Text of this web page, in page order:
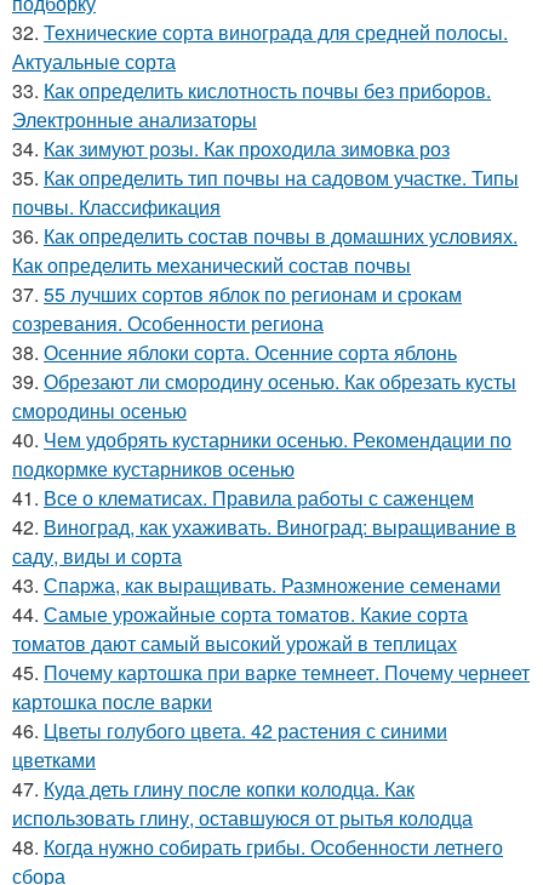
32. Технические сорта винограда для средней полосы.
Актуальные сорта
33. Как определить кислотность почвы без приборов.
Электронные анализаторы
34. Как зимуют розы. Как проходила зимовка роз
35. Как определить тип почвы на садовом участке. Типы
почвы. Классификация
36. Как определить состав почвы в домашних условиях.
Как определить механический состав почвы
37. 55 лучших сортов яблок по регионам и срокам
созревания. Особенности региона
38. Осенние яблоки сорта. Осенние сорта яблонь
39. Обрезают ли смородину осенью. Как обрезать кусты
смородины осенью
40. Чем удобрять кустарники осенью. Рекомендации по
подкормке кустарников осенью
41. Все о клематисах. Правила работы с саженцем
42. Виноград, как ухаживать. Виноград: выращивание в
саду, виды и сорта
43. Спаржа, как выращивать. Размножение семенами
44. Самые урожайные сорта томатов. Какие сорта
томатов дают самый высокий урожай в теплицах
45. Почему картошка при варке темнеет. Почему чернеет
картошка после варки
46. Цветы голубого цвета. 42 растения с синими
цветками
47. Куда деть глину после копки колодца. Как
использовать глину, оставшуюся от рытья колодца
48. Когда нужно собирать грибы. Особенности летнего
сбора